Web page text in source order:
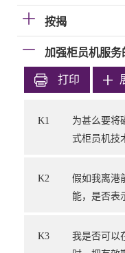
按揭
加强柜员机服务
打印
K1
为甚么要将
式柜员机技
K2
假如我离港
能，是否表
K3
我是否可以